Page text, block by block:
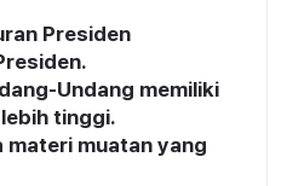
Presiden
Undang memiliki
tinggi.
materi muatan yang